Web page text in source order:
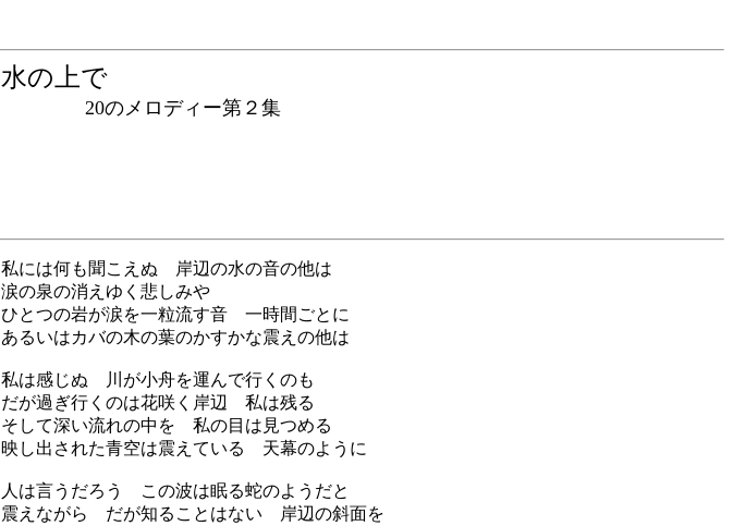
水の上で
20のメロディー第２集
私には何も聞こえぬ 岸辺の水の音の他は
涙の泉の消えゆく悲しみや
ひとつの岩が涙を一粒流す音 一時間ごとに
あるいはカバの木の葉のかすかな震えの他は
私は感じぬ 川が小舟を運んで行くのも
だが過ぎ行くのは花咲く岸辺 私は残る
そして深い流れの中を 私の目は見つめる
映し出された青空は震えている 天幕のように
人は言うだろう この波は眠る蛇のようだと
震えながら だが知ることはない 岸辺の斜面を